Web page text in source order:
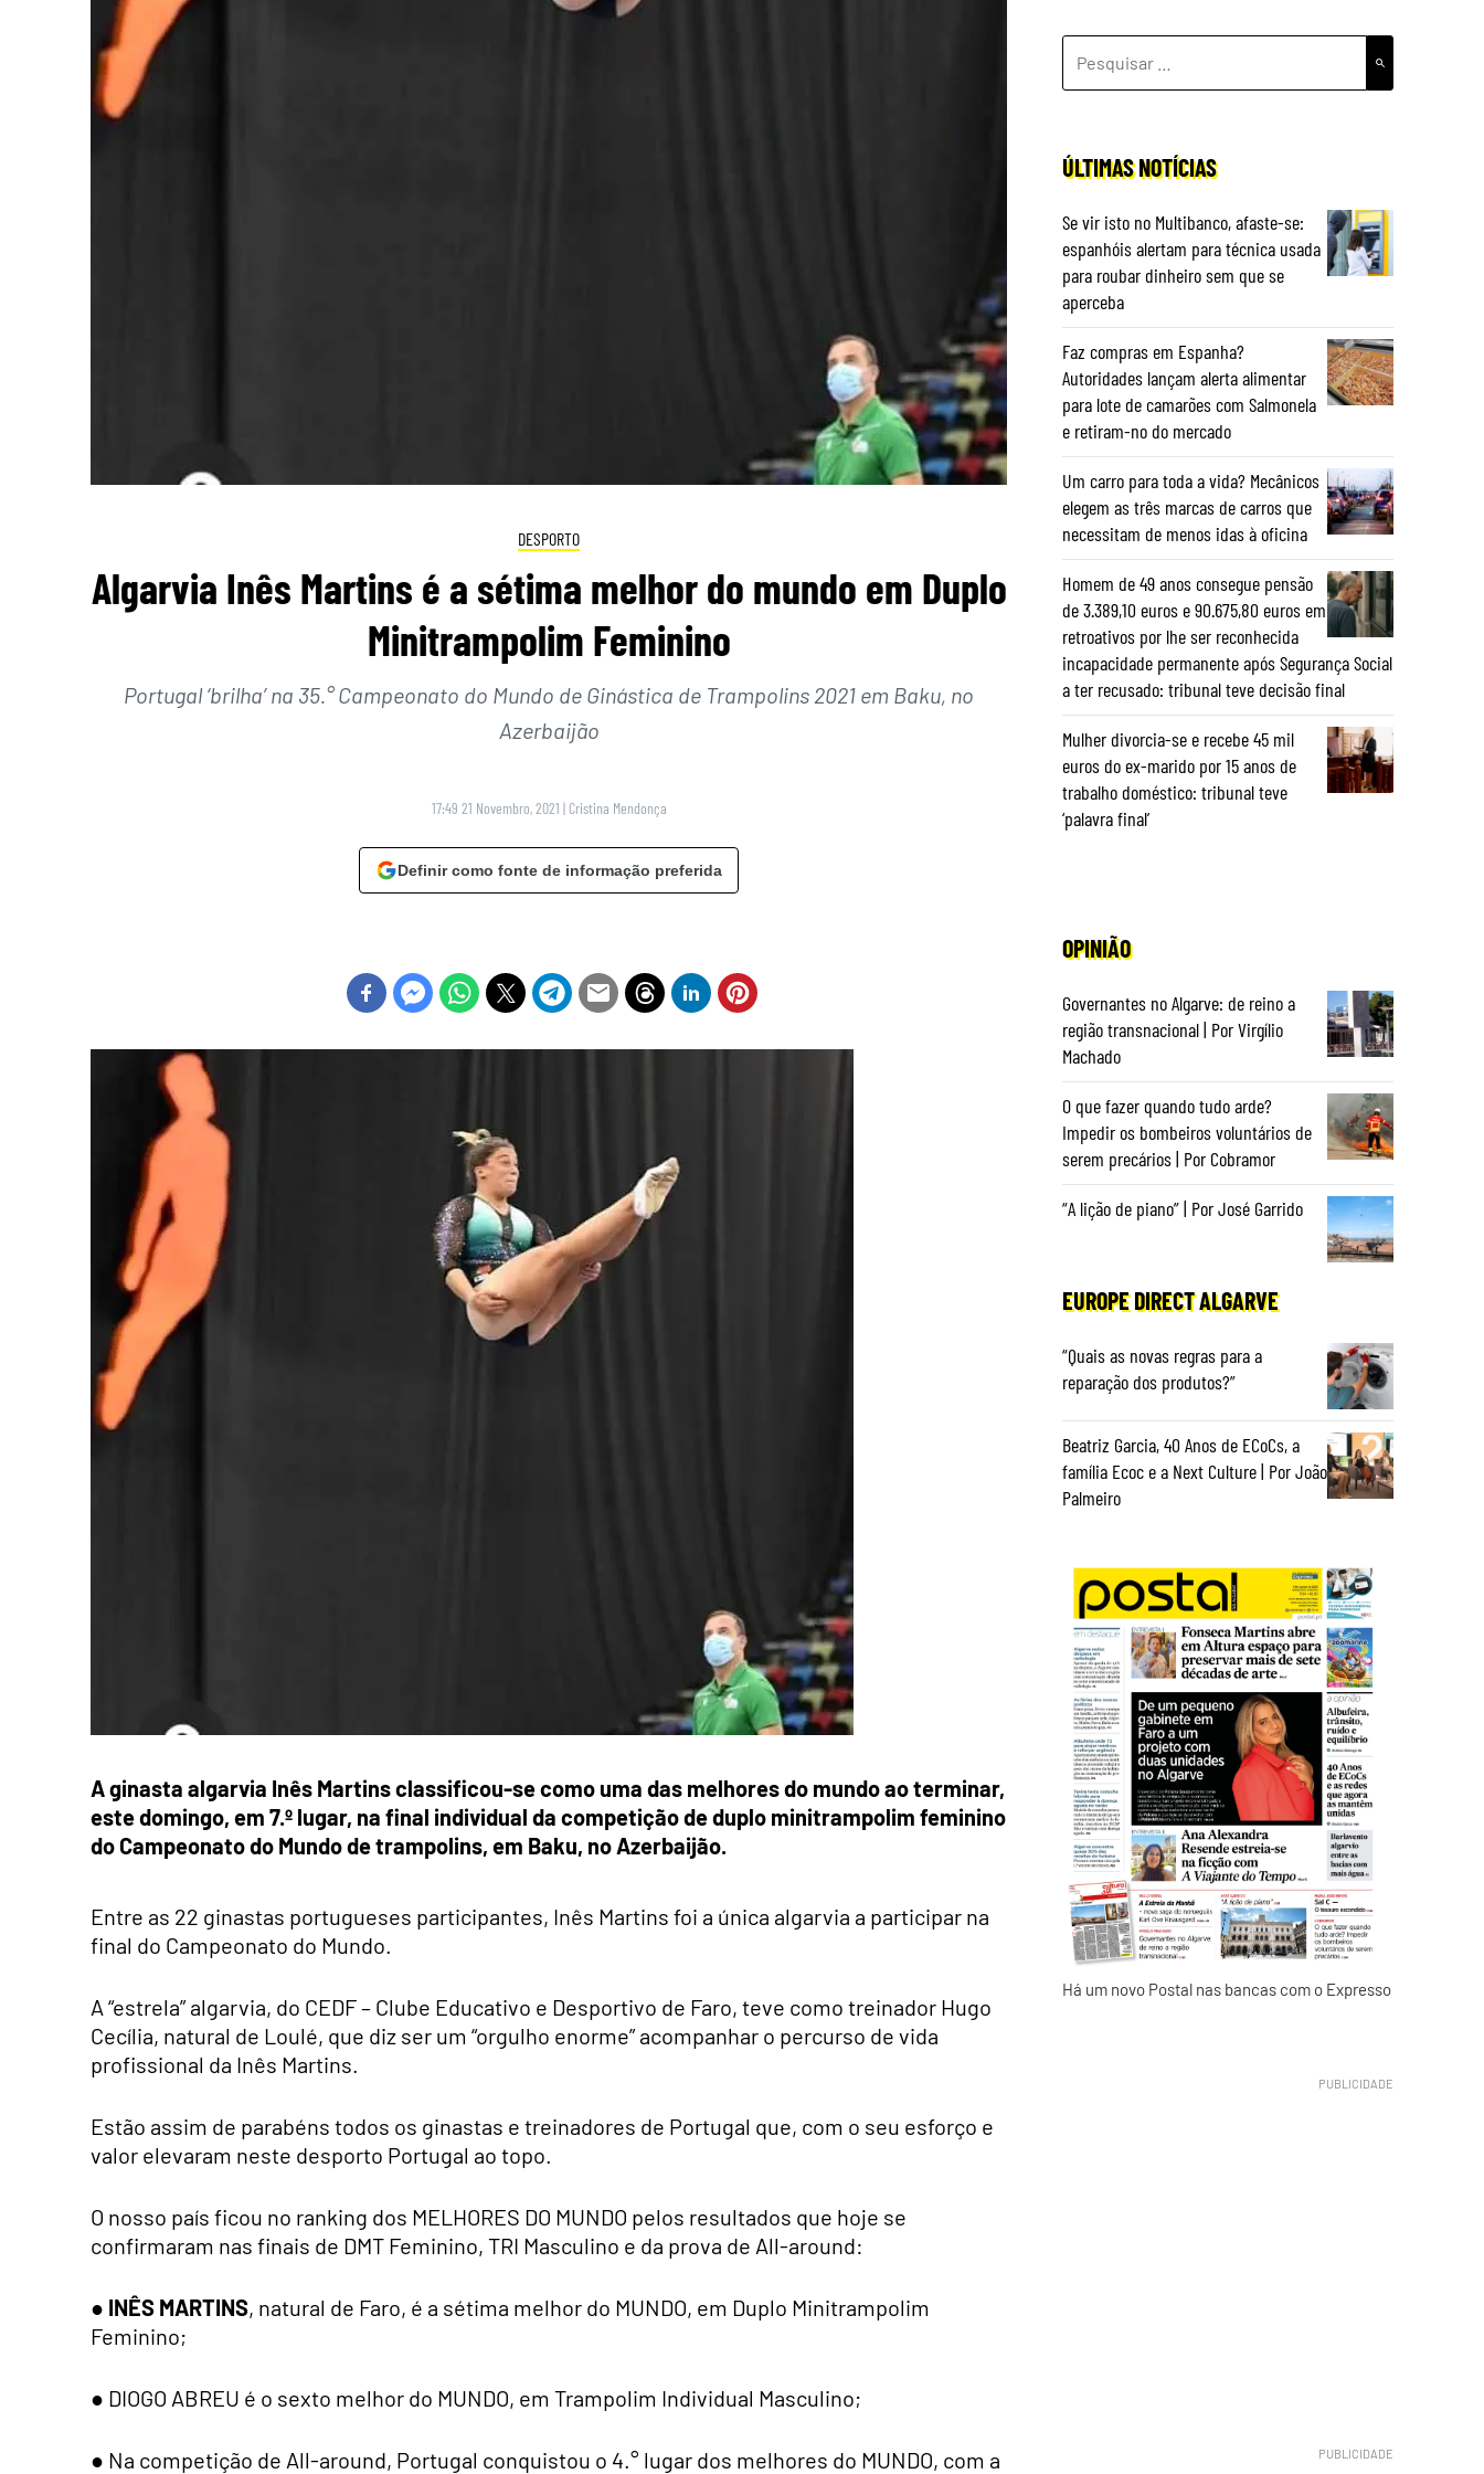
DESPORTO
Algarvia Inês Martins é a sétima melhor do mundo em Duplo
Minitrampolim Feminino
Portugal ‘brilha’ na 35.° Campeonato do Mundo de Ginástica de Trampolins 2021 em Baku, no
Azerbaijão
17:49 21 Novembro, 2021 | Cristina Mendonça
Definir como fonte de informação preferida
A ginasta algarvia Inês Martins classificou-se como uma das melhores do mundo ao terminar,
este domingo, em 7.º lugar, na final individual da competição de duplo minitrampolim feminino
do Campeonato do Mundo de trampolins, em Baku, no Azerbaijão.
Entre as 22 ginastas portugueses participantes, Inês Martins foi a única algarvia a participar na
final do Campeonato do Mundo.
A “estrela” algarvia, do CEDF – Clube Educativo e Desportivo de Faro, teve como treinador Hugo
Cecília, natural de Loulé, que diz ser um “orgulho enorme” acompanhar o percurso de vida
profissional da Inês Martins.
Estão assim de parabéns todos os ginastas e treinadores de Portugal que, com o seu esforço e
valor elevaram neste desporto Portugal ao topo.
O nosso país ficou no ranking dos MELHORES DO MUNDO pelos resultados que hoje se
confirmaram nas finais de DMT Feminino, TRI Masculino e da prova de All-around:
● INÊS MARTINS, natural de Faro, é a sétima melhor do MUNDO, em Duplo Minitrampolim
Feminino;
● DIOGO ABREU é o sexto melhor do MUNDO, em Trampolim Individual Masculino;
● Na competição de All-around, Portugal conquistou o 4.° lugar dos melhores do MUNDO, com a
POR:
ÚLTIMAS NOTÍCIAS
Se vir isto no Multibanco, afaste-se:
espanhóis alertam para técnica usada
para roubar dinheiro sem que se
aperceba
Faz compras em Espanha?
Autoridades lançam alerta alimentar
para lote de camarões com Salmonela
e retiram-no do mercado
Um carro para toda a vida? Mecânicos
elegem as três marcas de carros que
necessitam de menos idas à oficina
Homem de 49 anos consegue pensão
de 3.389,10 euros e 90.675,80 euros em
retroativos por lhe ser reconhecida
incapacidade permanente após Segurança Social
a ter recusado: tribunal teve decisão final
Mulher divorcia-se e recebe 45 mil
euros do ex-marido por 15 anos de
trabalho doméstico: tribunal teve
‘palavra final’
OPINIÃO
Governantes no Algarve: de reino a
região transnacional | Por Virgílio
Machado
O que fazer quando tudo arde?
Impedir os bombeiros voluntários de
serem precários | Por Cobramor
“A lição de piano” | Por José Garrido
EUROPE DIRECT ALGARVE
“Quais as novas regras para a
reparação dos produtos?”
Beatriz Garcia, 40 Anos de ECoCs, a
família Ecoc e a Next Culture | Por João
Palmeiro
Há um novo Postal nas bancas com o Expresso